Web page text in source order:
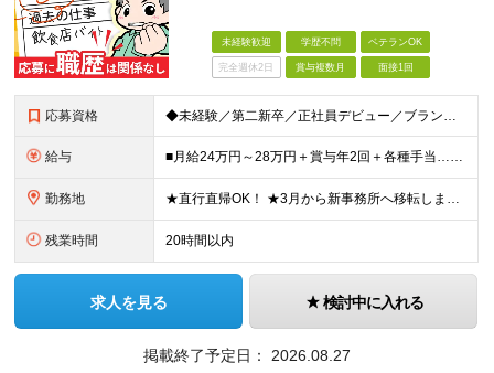
未経験歓迎 学歴不問 ベテランOK
完全週休2日 賞与複数月 面接1回
応募資格 ◆未経験／第二新卒／正社員デビュー／ブランクOK！ ◆学歴不問 ◆普通自動車運転免許（AT限定可） ◎1つでもあてはまる方はぜひご応募ください！ ────────── ・手に職をつけたい方 ・安定し
給与 ■月給24万円～28万円＋賞与年2回＋各種手当…＜未経験＞ ■月給28万円～＋賞与年2回＋各種手当…＜消防設備点検経験者※甲種消防設備士取得者＞ ※残業代は全額支給します（事前申請にて要許可） ※
勤務地 ★直行直帰OK！ ★3月から新事務所へ移転します！ ＜本社＞大阪府大阪市都島区都島南通1丁目14－4 ●基本的に日中は外出しているので、お昼ご飯は車や作業場でゆっくり食べることが多いです。 ※
残業時間 20時間以内
求人を見る 検討中に入れる
掲載終了予定日： 2026.08.27